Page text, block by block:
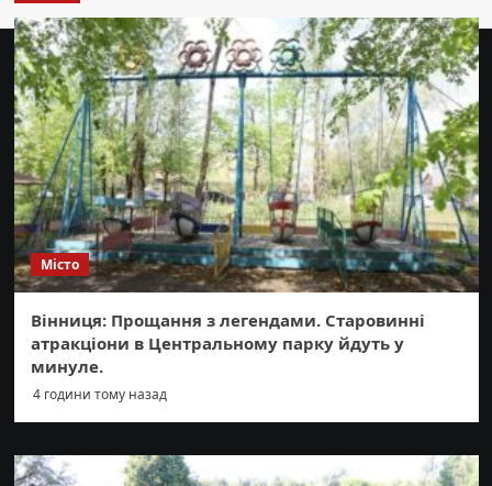
Місто
Вінниця: Прощання з легендами. Старовинні
атракціони в Центральному парку йдуть у
минуле.
4 години тому назад